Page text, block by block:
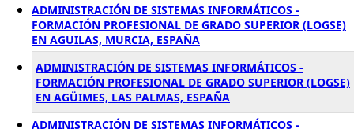
ADMINISTRACIÓN DE SISTEMAS INFORMÁTICOS -
FORMACIÓN PROFESIONAL DE GRADO SUPERIOR (LOGSE)
EN AGUILAS, MURCIA, ESPAÑA
ADMINISTRACIÓN DE SISTEMAS INFORMÁTICOS -
FORMACIÓN PROFESIONAL DE GRADO SUPERIOR (LOGSE)
EN AGÜIMES, LAS PALMAS, ESPAÑA
ADMINISTRACIÓN DE SISTEMAS INFORMÁTICOS -